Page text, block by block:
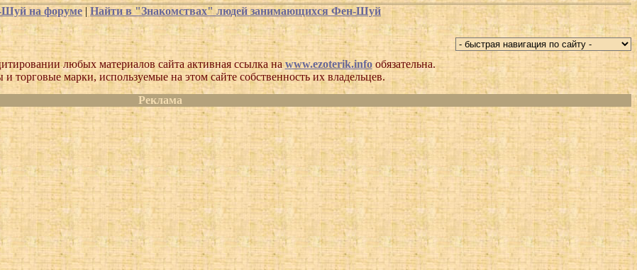
Шуй на форуме Найти в "Знакомствах" людей занимающихся Фен-Шуй
любых материалов сайта активная ссылка наwww.ezoterik.infoобязательна.
торговые марки, используемые на этом сайте собственность их владельцев.
Реклама